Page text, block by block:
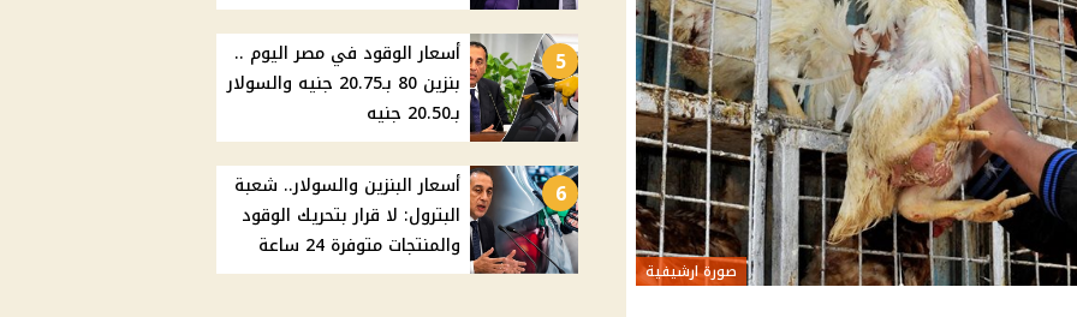
صورة ارشيفية
5
أسعار الوقود في مصر اليوم ..
بنزين 80 بـ20.75 جنيه والسولار
بـ20.50 جنيه
6
أسعار البنزين والسولار.. شعبة
البترول: لا قرار بتحريك الوقود
والمنتجات متوفرة 24 ساعة